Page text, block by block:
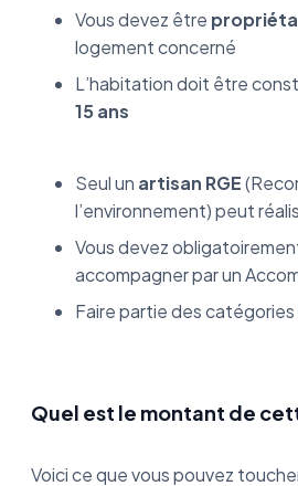
Vous devez être
logement concerné
L’habitation doit être
15 ans
Seul un artisan RGE
l’environnement) peut
Vous devez
accompagner par un
Faire partie des
Quel est le montant de
Voici ce que vous pouvez